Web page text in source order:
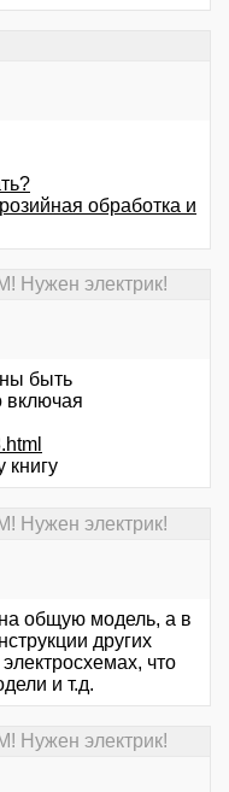
обработка и
Нужен электрик!
быть
включая
книгу
Нужен электрик!
общую модель, а в
других
что
и т.д.
Нужен электрик!